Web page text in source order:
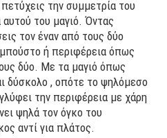
την συμμετρία του
του μαγιό. Όντας
τον έναν από τους δύο
ή περιφέρεια όπως
δύο. Με τα μαγιό όπως
δύσκολο , οπότε το ψηλόμεσο
την περιφέρεια με χάρη
ψηλά τον όγκο του
αντί για πλάτος.